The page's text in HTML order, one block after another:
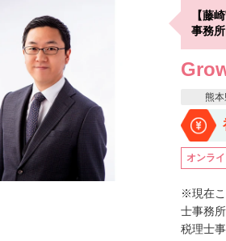
【藤
事務所
熊本
オンラ
※現在こ
士事務
税理士